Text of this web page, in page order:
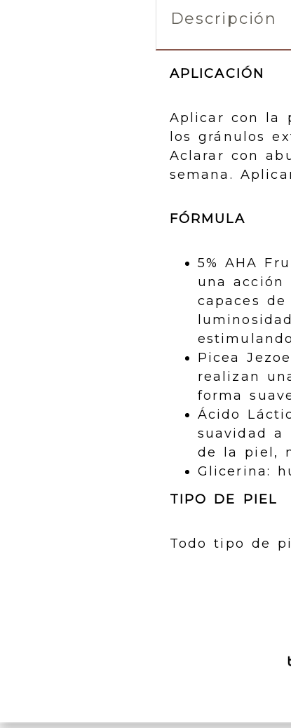
Descripción
APLICACIÓN
Aplicar con la
los gránulos
Aclarar con
semana.
FÓRMULA
5% AHA
una acción
capaces
Picea
realizan
forma
Ácido
suavidad a
de la piel,
Glicerina:
TIPO DE PIEL
Todo tipo de